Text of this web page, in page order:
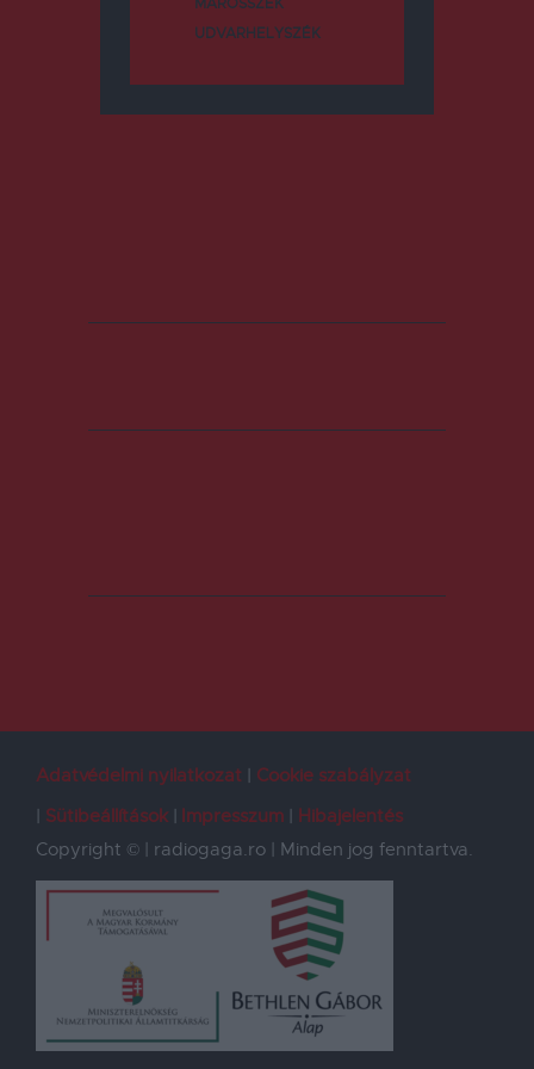
UDVARHELYSZÉK
Adatvédelmi nyilatkozat
Cookie szabályzat
Sütibeállítások
Impresszum
Hibajelentés
Copyright © | radiogaga.ro | Minden jog fenntartva.